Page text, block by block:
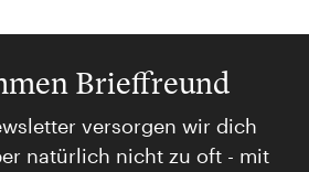
Brieffreund
versorgen wir dich
natürlich nicht zu oft - mit